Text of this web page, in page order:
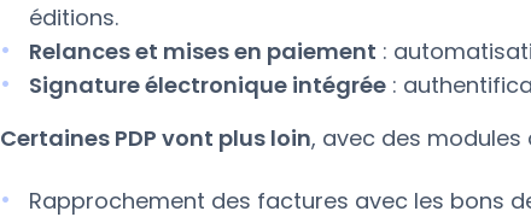
éditions.
Relances et mises en paiement :
Signature électronique intégrée:
Certaines PDP vont plus loin, avec des modules
Rapprochement des factures avec les bons